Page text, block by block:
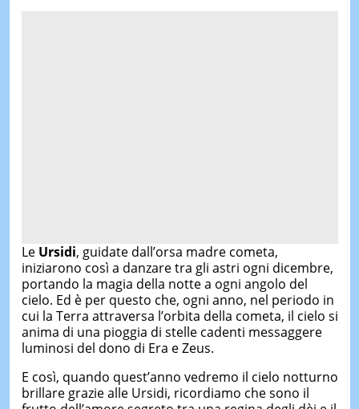
Le Ursidi, guidate dall’orsa madre cometa,
iniziarono così a danzare tra gli astri ogni dicembre,
portando la magia della notte a ogni angolo del
cielo. Ed è per questo che, ogni anno, nel periodo in
cui la Terra attraversa l’orbita della cometa, il cielo si
anima di una pioggia di stelle cadenti messaggere
luminosi del dono di Era e Zeus.
E così, quando quest’anno vedremo il cielo notturno
brillare grazie alle Ursidi, ricordiamo che sono il